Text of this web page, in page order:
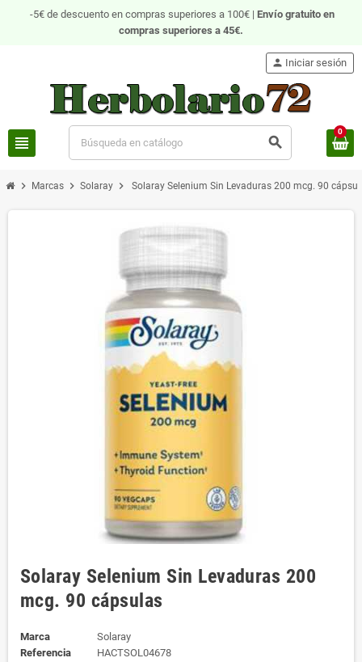
-5€ de descuento en compras superiores a 100€ | Envío gratuito en
compras superiores a 45€.
view_headline search
person Iniciar sesión
0
chevron_right Marcas chevron_right Solaray chevron_right Solaray Selenium Sin Levaduras 200 mcg. 90
Solaray Selenium Sin Levaduras 200
mcg. 90 cápsulas
Marca
Solaray
Referencia
HACTSOL04678